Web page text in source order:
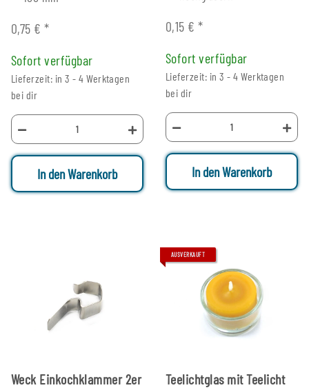
0,75 €*
Sofort verfügbar
Lieferzeit: in 3 - 4 Werktagen
bei dir
In den Warenkorb
0,15 €*
Sofort verfügbar
Lieferzeit: in 3 - 4 Werktagen
bei dir
In den Warenkorb
Weck Einkochklammer 2er
AUSVERKAUFT
Teelichtglas mit Teelicht